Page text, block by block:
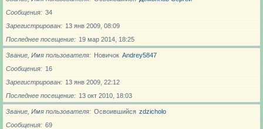
Сообщения
34
Зарегистрирован
13 янв 2009, 08:09
Последнее посещение
19 мар 2014, 18:25
Звание, Имя пользователя Новичoк Andrey5847
Сообщения
16
Зарегистрирован
13 янв 2009, 22:12
Последнее посещение
13 окт 2010, 18:03
Звание, Имя пользователя Освоившийся zdzicholo
Сообщения
69